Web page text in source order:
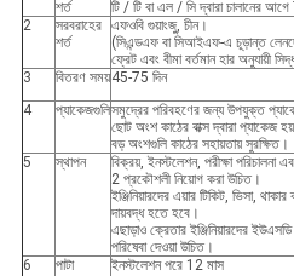
শর্ত
টি / টি বা এল / সি দ্বারা চালানের
2
সরবরাহের
শর্ত
এফওবি গুয়াংজু, চীন।
(সিএন্ডএফ বা সিআইএফ-এ চূড়ান্ত
ফ্রেট এবং বীমা বর্তমান হার অনুযায়ী
3
বিতরণ সময়45-75 দিন
4
প্যাকেজগুলিসমুদ্রের পরিবহণের জন্য উপযুক্ত
ছোট অংশ কাঠের বাক্স দ্বারা প্যাকেজ
বড় অংশগুলি কাঠের সহায়তায় সুরক্ষিত।
5
স্থাপন
বিক্রয়, ইনস্টলেশন, পরীক্ষা পরিচালনা
2 প্রকৌশলী নিয়োগ করা উচিত।
ইঞ্জিনিয়ারদের এয়ার টিকিট, ভিসা,
দায়বদ্ধ হতে হবে।
এছাড়াও ক্রেতার ইঞ্জিনিয়ারদের
পরিষেবা দেওয়া উচিত।
6
পাটা
ইনস্টলেশন পরে 12 মাস